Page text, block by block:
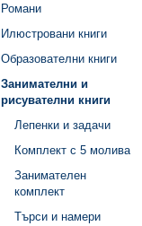
Романи
Илюстровани книги
Образователни книги
Занимателни и
рисувателни книги
Лепенки и задачи
Комплект с 5 молива
Занимателен
комплект
Търси и намери